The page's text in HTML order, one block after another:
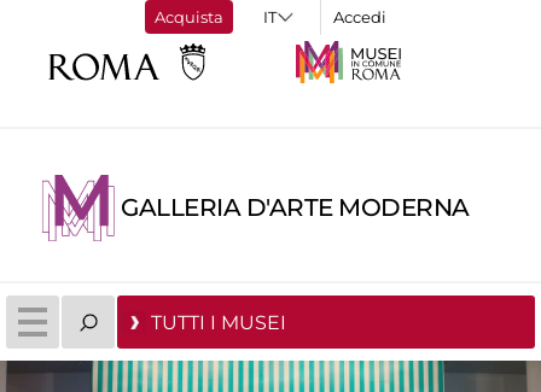
Acquista Accedi
GALLERIA D'ARTE MODERNA
TUTTI I MUSEI